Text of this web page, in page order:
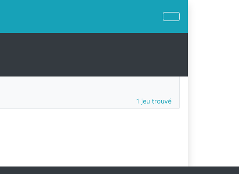
1 jeu trouvé